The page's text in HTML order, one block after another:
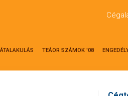
ÁTALAKULÁS TEÁOR SZÁMOK '08